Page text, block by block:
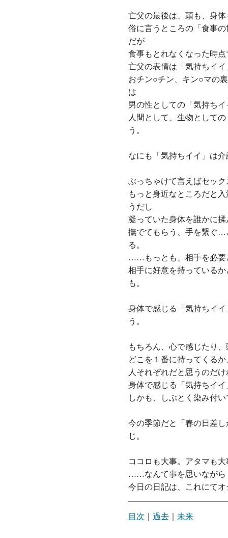
亡父の最後は、頭も、身
俗に言うところの「食事
だが
食事もとれなくなった時
亡父の表情は「気持ちイ
おチン○チン、キン○マの
は
男の性としての「気持ち
人間として、生物として
う。
なにも「気持ちイイ」は
ぶっちゃけて言えばセッ
もっと身近なところだと
うだし
凝っていた身体を誰かに
撫でてもらう、手を繋ぐ…
る。
……もっとも、相手を必要
相手に好意を持っている
も。
身体で感じる「気持ちイ
う。
もちろん、心で感じたり
どこを１番に持ってくる
人それぞれだと思うのだけ
身体で感じる「気持ちイ
しかも、しぶとく染み付
今の季節だと「春の日差
じ。
ココロも大事。アタマも
……なんて事を思いながら
今日の日記は、これにてオ
目次 過去 未来